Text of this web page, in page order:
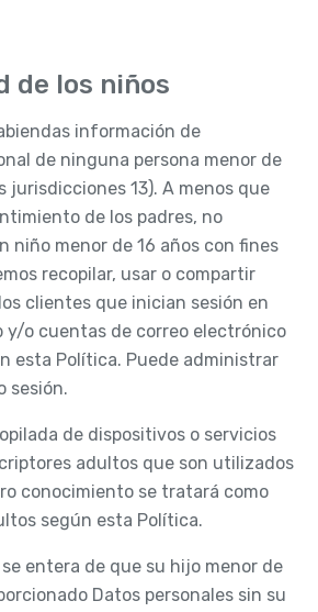
de los niños
información de
de ninguna persona menor de
jurisdicciones 13). A menos que
de los padres, no
niño menor de 16 años con fines
recopilar, usar o compartir
clientes que inician sesión en
y/o cuentas de correo electrónico
esta Política. Puede administrar
sesión.
de dispositivos o servicios
adultos que son utilizados
conocimiento se tratará como
según esta Política.
entera de que su hijo menor de
Datos personales sin su